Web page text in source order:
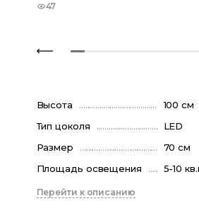
47
Высота
100 см
Тип цоколя
LED
Размер
70 см
Площадь освещения
5-10
Перейти к описанию